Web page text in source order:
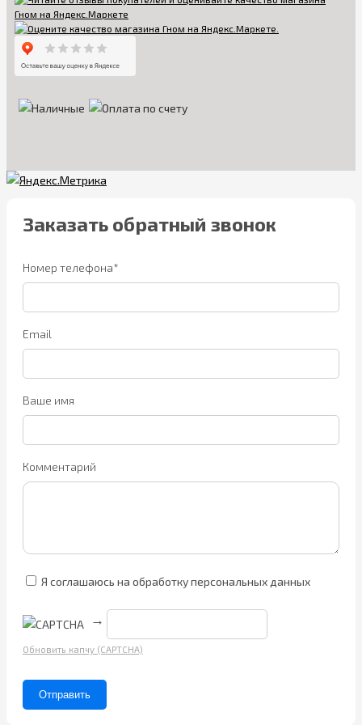
Заказать обратный звонок
Номер телефона*
Email
Ваше имя
Комментарий
Я соглашаюсь на обработку персональных данных
→
Обновить капчу (CAPTCHA)